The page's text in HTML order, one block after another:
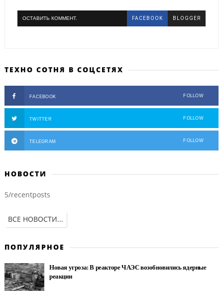
ОСТАВИТЬ КОММЕНТ. FACEBOOK BLOGGER
ТЕХНО СОТНЯ В СОЦСЕТЯХ
FACEBOOK FOLLOW
TWITTER FOLLOW
TELEGRAM FOLLOW
НОВОСТИ
5/recentposts
ВСЕ НОВОСТИ...
ПОПУЛЯРНОЕ
Новая угроза: В реакторе ЧАЭС возобновились ядерные
реакции